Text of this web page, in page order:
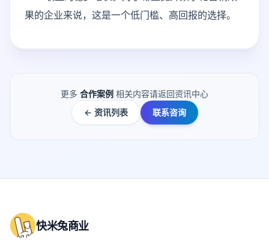
果的企业来说，这是一个低门槛、高回报的选择。
更多 合作案例 相关内容请返回资讯中心
← 资讯列表
联系咨询
快米兔商业